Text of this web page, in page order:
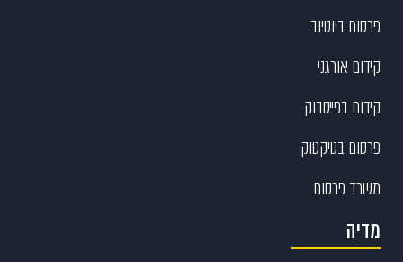
פרסום ביוטיוב
קידום אורגני
קידום בפייסבוק
פרסום בטיקטוק
משרד פרסום
מדיה